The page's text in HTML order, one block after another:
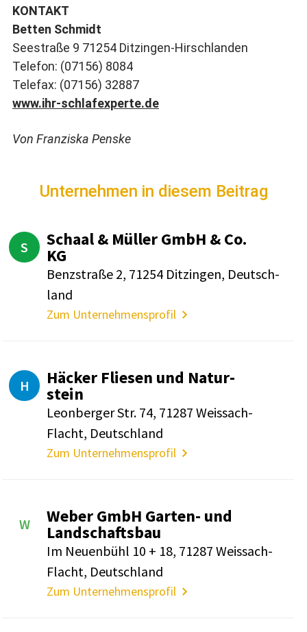
KONTAKT
Betten Schmidt
Seestraße 9 71254 Ditzingen-Hirschlanden
Telefon: (07156) 8084
Telefax: (07156) 32887
www.ihr-schlafexperte.de
Von Franziska Penske
Unternehmen in diesem Beitrag
S Schaal & Müller GmbH & Co.
KG
Benz­straße 2, 71254 Ditzingen, Deutsch­
land
Zum Unternehmensprofil
H Häcker Fliesen und Natur­
stein
Leon­berger Str. 74, 71287 Weis­sach-
Flacht, Deutsch­land
Zum Unternehmensprofil
W Weber GmbH Garten- und
Land­schaftsbau
Im Neuen­bühl 10 + 18, 71287 Weis­sach-
Flacht, Deutsch­land
Zum Unternehmensprofil